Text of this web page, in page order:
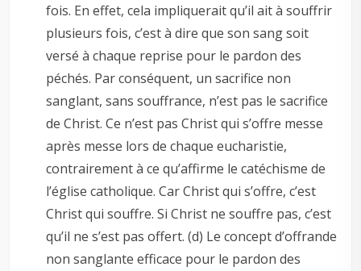
fois. En effet, cela impliquerait qu’il ait à souffrir
plusieurs fois, c’est à dire que son sang soit
versé à chaque reprise pour le pardon des
péchés. Par conséquent, un sacrifice non
sanglant, sans souffrance, n’est pas le sacrifice
de Christ. Ce n’est pas Christ qui s’offre messe
après messe lors de chaque eucharistie,
contrairement à ce qu’affirme le catéchisme de
l’église catholique. Car Christ qui s’offre, c’est
Christ qui souffre. Si Christ ne souffre pas, c’est
qu’il ne s’est pas offert. (d) Le concept d’offrande
non sanglante efficace pour le pardon des